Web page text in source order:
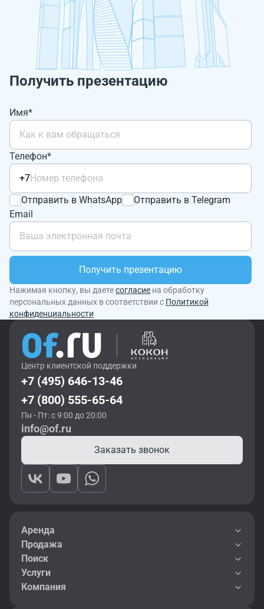
Получить презентацию
Имя*
Телефон*
+7
Отправить в WhatsApp
Отправить в Telegram
Email
Получить презентацию
Нажимая кнопку, вы даетесогласие на обработку
персональных данных в соответствии с Политикой
конфиденциальности
Центр клиентской поддержки
+7 (495) 646-13-46
+7 (800) 555-65-64
Пн - Пт: с 9:00 до 20:00
info@of.ru
Заказать звонок
Аренда
Продажа
Поиск
Услуги
Компания